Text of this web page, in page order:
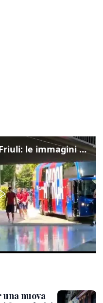
Il Barcellona sbarca in Friuli: le immagini dell'arrivo in albergo
nuova